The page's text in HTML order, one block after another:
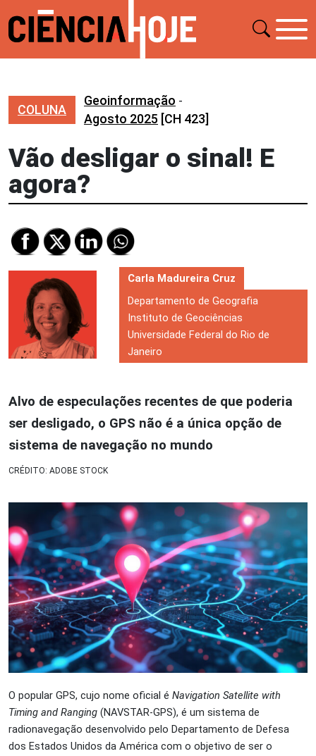
COLUNA
Geoinformação -
Agosto 2025 [CH 423]
Vão desligar o sinal! E
agora?
Carla Madureira Cruz
Departamento de Geografia
Instituto de Geociências
Universidade Federal do Rio de
Janeiro
Alvo de especulações recentes de que poderia
ser desligado, o GPS não é a única opção de
sistema de navegação no mundo
CRÉDITO: ADOBE STOCK
O popular GPS, cujo nome oficial é Navigation Satellite with
Timing and Ranging (NAVSTAR-GPS), é um sistema de
radionavegação desenvolvido pelo Departamento de Defesa
dos Estados Unidos da América com o objetivo de ser o